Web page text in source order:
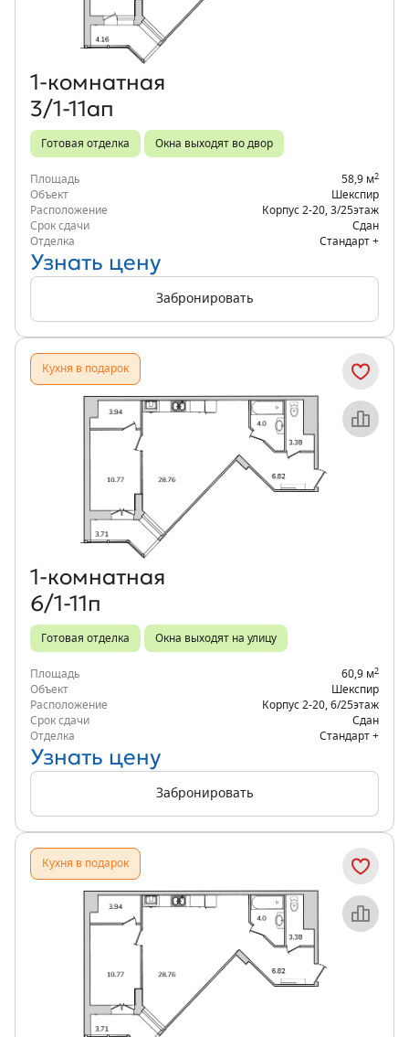
1‑комнатная
3/1-11ап
Готовая отделка Окна выходят во двор
Площадь 58,9 м2
Объект
Шекспир
Расположение
Корпус 2-20 3/25этаж
Срок сдачи
Сдан
Отделка
Стандарт +
Узнать цену
Забронировать
Кухня в подарок
Объект месяца
1‑комнатная
6/1-11п
Готовая отделка Окна выходят на улицу
Площадь 60,9 м2
Объект
Шекспир
Расположение
Корпус 2-20 6/25этаж
Срок сдачи
Сдан
Отделка
Стандарт +
Узнать цену
Забронировать
Кухня в подарок
Объект месяца